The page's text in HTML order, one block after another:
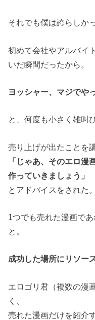
それでも僕は誇らしか
初めて会社やアルバイ
いだ瞬間だったから。
ヨッシャー、マジでや
と、何度も小さく雄叫
売り上げが出たことを
「じゃあ、そのエロ漫
作っていきましょう」
とアドバイスをされた。
1つでも売れた漫画で
と。
成功した場所にリソー
エロゴリ君（複数の漫
く、
売れた漫画だけを紹介